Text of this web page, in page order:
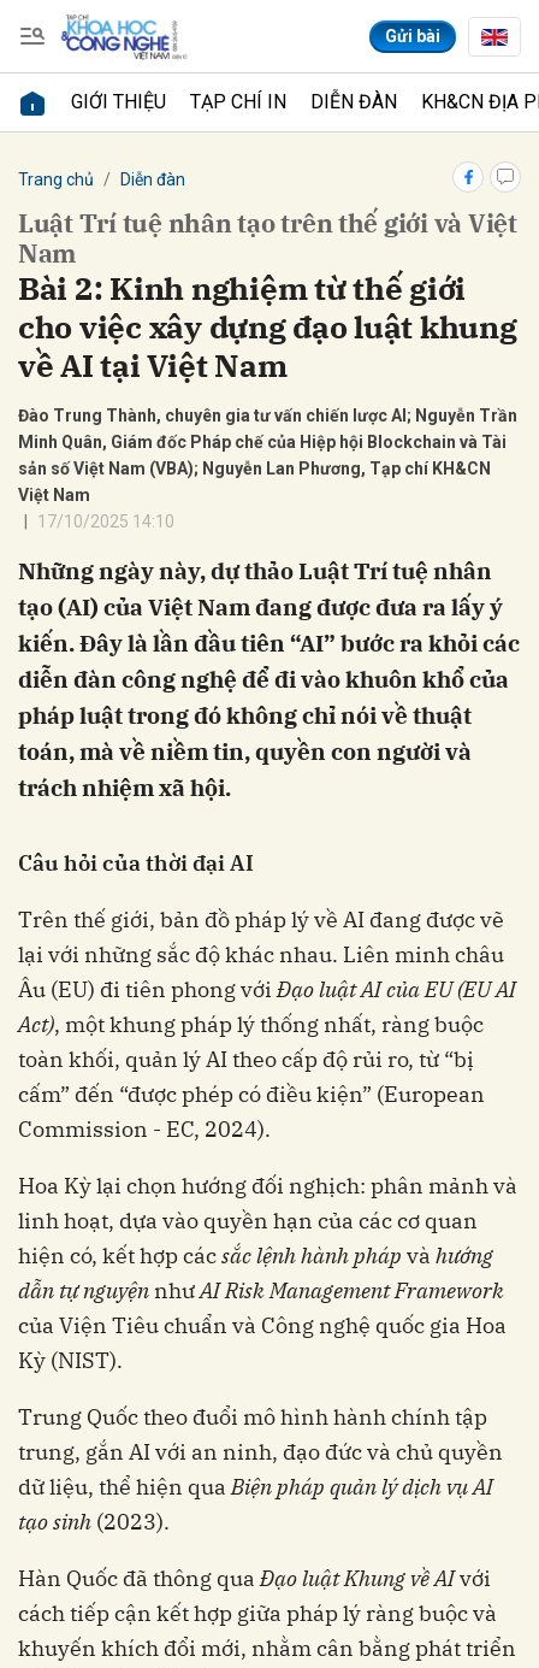
Gửi bài
GIỚI THIỆU TẠP CHÍ IN DIỄN ĐÀN KH&CN ĐỊA
Trang chủ Diễn đàn
Luật Trí tuệ nhân tạo trên thế giới và Việt
Nam
Bài 2: Kinh nghiệm từ thế giới
cho việc xây dựng đạo luật khung
về AI tại Việt Nam
Đào Trung Thành, chuyên gia tư vấn chiến lược AI; Nguyễn Trần
Minh Quân, Giám đốc Pháp chế của Hiệp hội Blockchain và Tài
sản số Việt Nam (VBA); Nguyễn Lan Phương, Tạp chí KH&CN
Việt Nam
17/10/2025 14:10
Những ngày này, dự thảo Luật Trí tuệ nhân
tạo (AI) của Việt Nam đang được đưa ra lấy ý
kiến. Đây là lần đầu tiên “AI” bước ra khỏi các
diễn đàn công nghệ để đi vào khuôn khổ của
pháp luật trong đó không chỉ nói về thuật
toán, mà về niềm tin, quyền con người và
trách nhiệm xã hội.
Câu hỏi của thời đại AI
Trên thế giới, bản đồ pháp lý về AI đang được vẽ
lại với những sắc độ khác nhau. Liên minh châu
Âu (EU) đi tiên phong vớiĐạo luật AI của EU (EU AI
Act), một khung pháp lý thống nhất, ràng buộc
toàn khối, quản lý AI theo cấp độ rủi ro, từ “bị
cấm” đến “được phép có điều kiện” (European
Commission - EC, 2024).
Hoa Kỳ lại chọn hướng đối nghịch: phân mảnh và
linh hoạt, dựa vào quyền hạn của các cơ quan
hiện có, kết hợp cácsắc lệnh hành pháp và hướng
dẫn tự nguyện nhưAI Risk Management Framework
của Viện Tiêu chuẩn và Công nghệ quốc gia Hoa
Kỳ (NIST).
Trung Quốc theo đuổi mô hình hành chính tập
trung, gắn AI với an ninh, đạo đức và chủ quyền
dữ liệu, thể hiện quaBiện pháp quản lý dịch vụ AI
tạo sinh (2023).
Hàn Quốc đã thông quaĐạo luật Khung về AIvới
cách tiếp cận kết hợp giữa pháp lý ràng buộc và
khuyến khích đổi mới, nhằm cân bằng phát triển
Gửi bình luận